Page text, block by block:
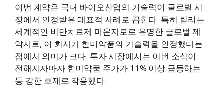
이번 계약은 국내 바이오산업의 기술력이 글로벌 시
장에서 인정받은 대표적 사례로 꼽힌다. 특히 릴리는
세계적인 비만치료제 마운자로로 유명한 글로벌 제
약사로, 이 회사가 한미약품의 기술력을 인정했다는
점에서 의미가 크다. 투자 시장에서는 이번 소식이
전해지자마자 한미약품 주가가 11% 이상 급등하는
등 강한 호재로 작용했다.